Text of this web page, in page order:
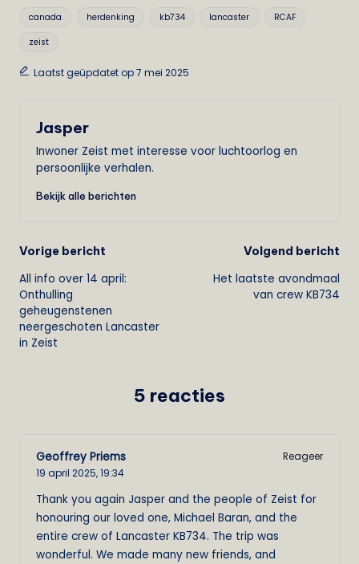
canada herdenking kb734 lancaster RCAF
zeist
Laatst geüpdatet op 7 mei 2025
Jasper
Inwoner Zeist met interesse voor luchtoorlog en
persoonlijke verhalen.
Bekijk alle berichten
Bericht
navigatie
Vorige bericht
All info over 14 april:
Onthulling
geheugenstenen
neergeschoten Lancaster
in Zeist
Volgend bericht
Het laatste avondmaal
van crew KB734
5 reacties
Geoffrey Priems
Reageer
19 april 2025,19:34
Thank you again Jasper and the people of Zeist for
honouring our loved one, Michael Baran, and the
entire crew of Lancaster KB734. The trip was
wonderful. We made many new friends, and